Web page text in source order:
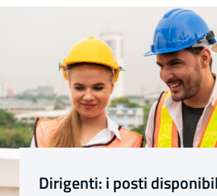
Sezioni
Dirigenti: i posti